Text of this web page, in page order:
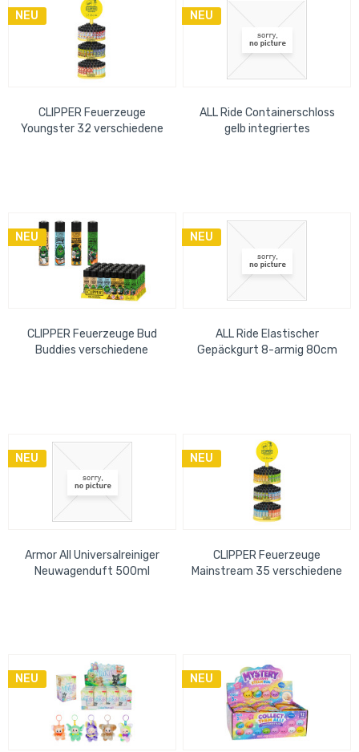
NEU
CLIPPER Feuerzeuge
Youngster 32 verschiedene
NEU
ALL Ride Containerschloss
gelb integriertes
NEU
CLIPPER Feuerzeuge Bud
Buddies verschiedene
NEU
ALL Ride Elastischer
Gepäckgurt 8-armig 80cm
NEU
Armor All Universalreiniger
Neuwagenduft 500ml
NEU
CLIPPER Feuerzeuge
Mainstream 35 verschiedene
NEU NEU